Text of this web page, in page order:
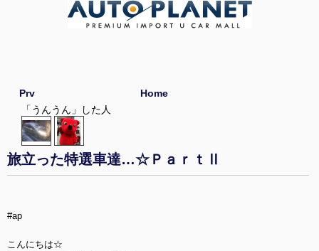
Prv
Home
「うんうん」した人
旅立った特選車達…☆ＰａｒｔⅡ
#ap
こんにちは☆